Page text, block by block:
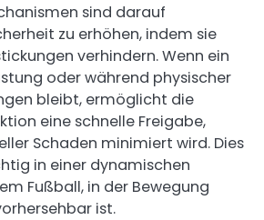
sind darauf
zu erhöhen, indem sie
verhindern. Wenn ein
oder während physischer
bleibt, ermöglicht die
eine schnelle Freigabe,
Schaden minimiert wird. Dies
in einer dynamischen
Fußball, in der Bewegung
ist.